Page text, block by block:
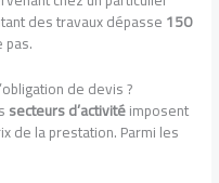
des travaux dépasse150
de devis ?
secteurs d’activitéimposent
de la prestation. Parmi les